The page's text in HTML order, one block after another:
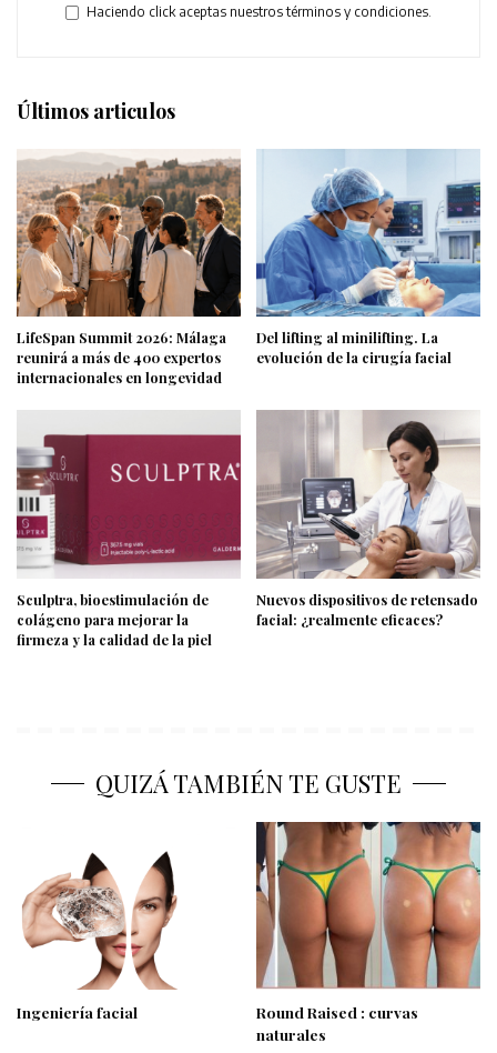
Haciendo click aceptas nuestros términos y condiciones.
Últimos articulos
LifeSpan Summit 2026: Málaga
reunirá a más de 400 expertos
internacionales en longevidad
Del lifting al minilifting. La
evolución de la cirugía facial
Sculptra, bioestimulación de
colágeno para mejorar la
firmeza y la calidad de la piel
Nuevos dispositivos de retensado
facial: ¿realmente eficaces?
QUIZÁ TAMBIÉN TE GUSTE
Ingeniería facial
Round Raised : curvas
naturales